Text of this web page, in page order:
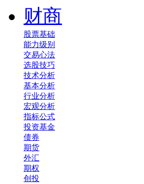
财商
股票基础
能力级别
交易心法
选股技巧
技术分析
基本分析
行业分析
宏观分析
指标公式
投资基金
债券
期货
外汇
期权
创投